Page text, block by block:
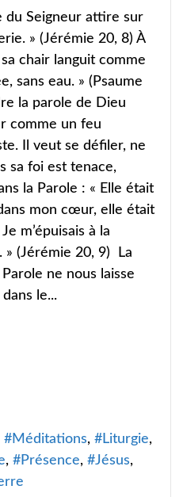
du Seigneur attire sur
» (Jérémie 20, 8) À
sa chair languit comme
sans eau. » (Psaume
la parole de Dieu
comme un feu
Il veut se défiler, ne
sa foi est tenace,
la Parole : « Elle était
mon cœur, elle était
m’épuisais à la
» (Jérémie 20, 9) La
ne nous laisse
le...
Méditations
Liturgie
Présence
Jésus